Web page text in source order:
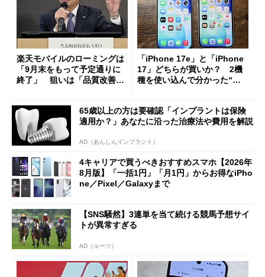
楽天モバイルのローミングは
「9月末をもって予定通りに
終了」 狙いは「品質改善」
も
「iPhone 17e」と「iPhone
17」どちらが買いか？ 2機
種を使い込んで分かった“ス
65歳以上の方は要確認「インプラントは保険
適用か？」あなたに沿った治療法や費用を解説
AD（あんしんインプラント）
4キャリアで買うべきおすすめスマホ【2026年
8月版】「一括1円」「月1円」からお得なiPho
ne／Pixel／Galaxyまで
【SNS騒然】3連単を当て続ける競馬予想サイ
トが異常すぎる
AD（ルーツ）